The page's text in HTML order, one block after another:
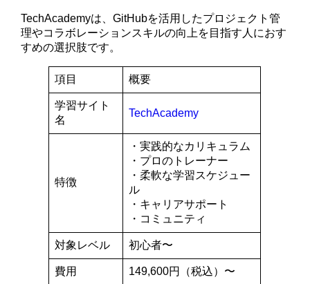
TechAcademyは、GitHubを活用したプロジェクト管
理やコラボレーションスキルの向上を目指す人におす
すめの選択肢です。
項目 概要
学習サイト
名
TechAcademy
特徴
・実践的なカリキュラム
・プロのトレーナー
・柔軟な学習スケジュー
ル
・キャリアサポート
・コミュニティ
対象レベル 初心者〜
費用 149,600円（税込）〜